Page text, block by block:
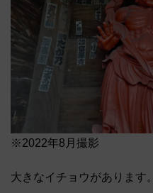
※2022年8月撮影
大きなイチョウがあります。